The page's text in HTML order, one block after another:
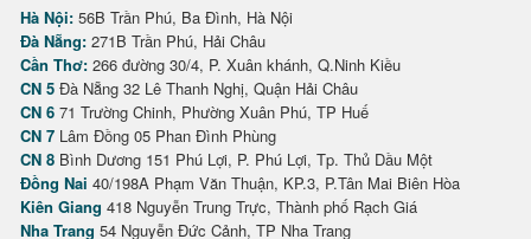
Hà Nội: 56B Trần Phú, Ba Đình, Hà Nội
Đà Nẵng: 271B Trần Phú, Hải Châu
Cần Thơ: 266 đường 30/4, P. Xuân khánh, Q.Ninh Kiều
CN 5 Đà Nẵng 32 Lê Thanh Nghị, Quận Hải Châu
CN 6 71 Trường Chinh, Phường Xuân Phú, TP Huế
CN 7 Lâm Đồng 05 Phan Đình Phùng
CN 8 Bình Dương 151 Phú Lợi, P. Phú Lợi, Tp. Thủ Dầu Một
Đồng Nai 40/198A Phạm Văn Thuận, KP.3, P.Tân Mai Biên Hòa
Kiên Giang 418 Nguyễn Trung Trực, Thành phố Rạch Giá
Nha Trang 54 Nguyễn Đức Cảnh, TP Nha Trang